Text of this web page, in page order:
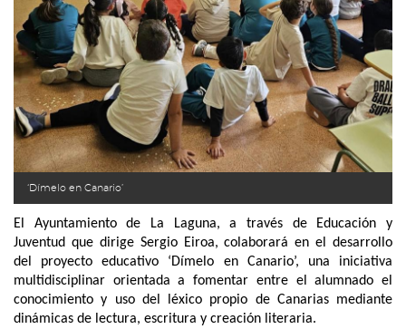
‘Dímelo en Canario’
El Ayuntamiento de La Laguna, a través de Educación y
Juventud que dirige Sergio Eiroa, colaborará en el desarrollo
del proyecto educativo ‘Dímelo en Canario’, una iniciativa
multidisciplinar orientada a fomentar entre el alumnado el
conocimiento y uso del léxico propio de Canarias mediante
dinámicas de lectura, escritura y creación literaria.